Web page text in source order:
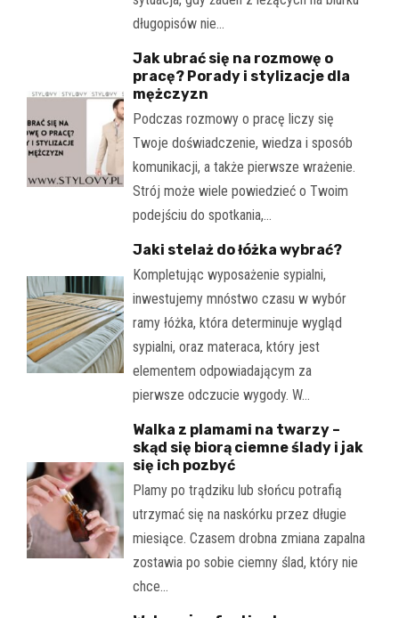
długopisów nie…
Jak ubrać się na rozmowę o
pracę? Porady i stylizacje dla
mężczyzn
Podczas rozmowy o pracę liczy się
Twoje doświadczenie, wiedza i sposób
komunikacji, a także pierwsze wrażenie.
Strój może wiele powiedzieć o Twoim
podejściu do spotkania,…
Jaki stelaż do łóżka wybrać?
Kompletując wyposażenie sypialni,
inwestujemy mnóstwo czasu w wybór
ramy łóżka, która determinuje wygląd
sypialni, oraz materaca, który jest
elementem odpowiadającym za
pierwsze odczucie wygody. W…
Walka z plamami na twarzy –
skąd się biorą ciemne ślady i jak
się ich pozbyć
Plamy po trądziku lub słońcu potrafią
utrzymać się na naskórku przez długie
miesiące. Czasem drobna zmiana zapalna
zostawia po sobie ciemny ślad, który nie
chce…